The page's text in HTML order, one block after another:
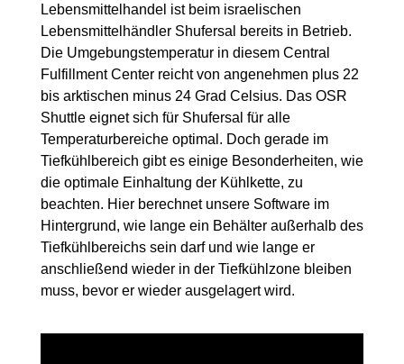
Lebensmittelhandel ist beim israelischen
Lebensmittelhändler Shufersal bereits in Betrieb.
Die Umgebungstemperatur in diesem Central
Fulfillment Center reicht von angenehmen plus 22
bis arktischen minus 24 Grad Celsius. Das OSR
Shuttle eignet sich für Shufersal für alle
Temperaturbereiche optimal. Doch gerade im
Tiefkühlbereich gibt es einige Besonderheiten, wie
die optimale Einhaltung der Kühlkette, zu
beachten. Hier berechnet unsere Software im
Hintergrund, wie lange ein Behälter außerhalb des
Tiefkühlbereichs sein darf und wie lange er
anschließend wieder in der Tiefkühlzone bleiben
muss, bevor er wieder ausgelagert wird.